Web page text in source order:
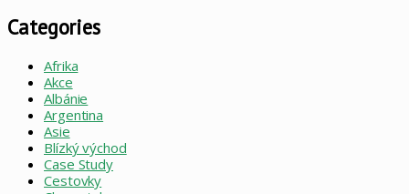
Categories
Afrika
Akce
Albánie
Argentina
Asie
Blízký východ
Case Study
Cestovky